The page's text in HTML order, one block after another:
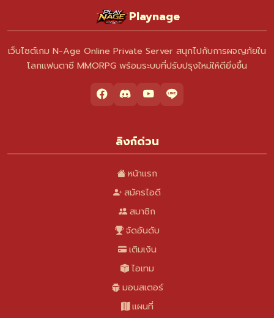
Playnage
เว็บไซต์เกม N-Age Online Private Server สนุกไปกับการผจญภัยใน
โลกแฟนตาซี MMORPG พร้อมระบบที่ปรับปรุงใหม่ให้ดียิ่งขึ้น
ลิงก์ด่วน
หน้าแรก
สมัครไอดี
สมาชิก
จัดอันดับ
เติมเงิน
ไอเทม
มอนสเตอร์
แผนที่